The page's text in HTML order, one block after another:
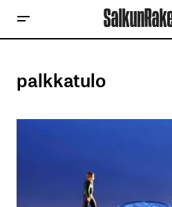
palkkatulo